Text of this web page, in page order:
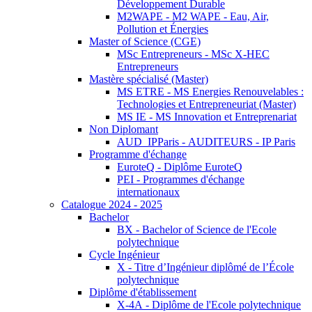
Développement Durable
M2WAPE - M2 WAPE - Eau, Air,
Pollution et Énergies
Master of Science (CGE)
MSc Entrepreneurs - MSc X-HEC
Entrepreneurs
Mastère spécialisé (Master)
MS ETRE - MS Energies Renouvelables :
Technologies et Entrepreneuriat (Master)
MS IE - MS Innovation et Entreprenariat
Non Diplomant
AUD_IPParis - AUDITEURS - IP Paris
Programme d'échange
EuroteQ - Diplôme EuroteQ
PEI - Programmes d'échange
internationaux
Catalogue 2024 - 2025
Bachelor
BX - Bachelor of Science de l'Ecole
polytechnique
Cycle Ingénieur
X - Titre d’Ingénieur diplômé de l’École
polytechnique
Diplôme d'établissement
X-4A - Diplôme de l'Ecole polytechnique